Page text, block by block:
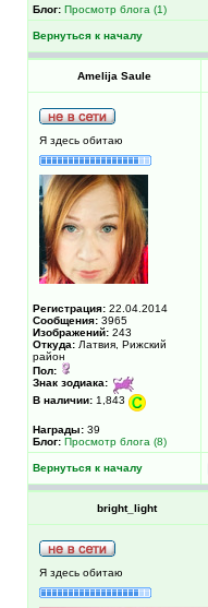
Блог: Просмотр блога (1)
Вернуться к началу
Amelija Saule
Я здесь обитаю
Регистрация: 22.04.2014
Сообщения: 3965
Изображений: 243
Откуда: Латвия, Рижский
район
Пол:
Знак зодиака:
В наличии: 1,843
Награды: 39
Блог: Просмотр блога (8)
Вернуться к началу
bright_light
Я здесь обитаю